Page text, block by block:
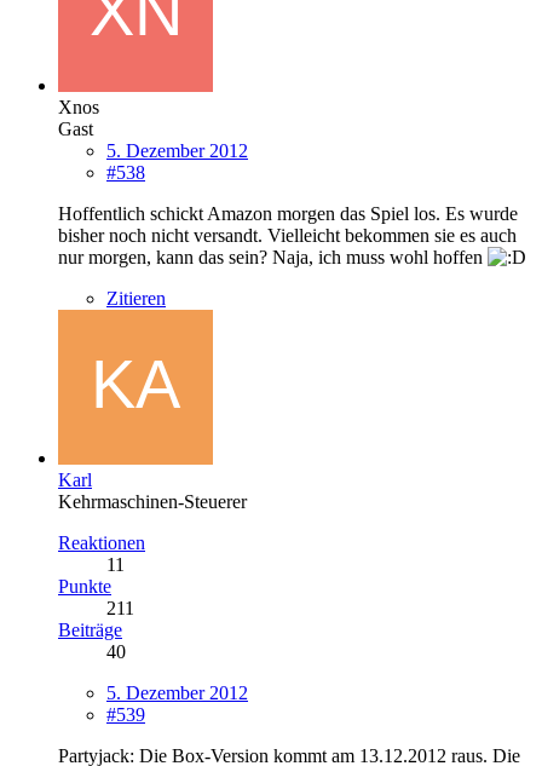
Xnos
Gast
5. Dezember 2012
#538
Hoffentlich schickt Amazon morgen das Spiel los. Es wurde
bisher noch nicht versandt. Vielleicht bekommen sie es auch
nur morgen, kann das sein? Naja, ich muss wohl hoffen
Zitieren
Karl
Kehrmaschinen-Steuerer
Reaktionen
11
Punkte
211
Beiträge
40
5. Dezember 2012
#539
Partyjack: Die Box-Version kommt am 13.12.2012 raus. Die